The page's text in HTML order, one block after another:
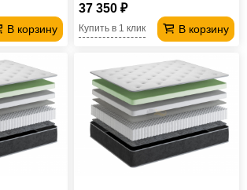
В корзину
37 350 ₽
В корзину
Купить в 1 клик